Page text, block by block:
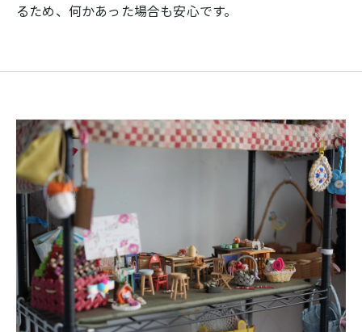
るため、何かあった場合も安心です。